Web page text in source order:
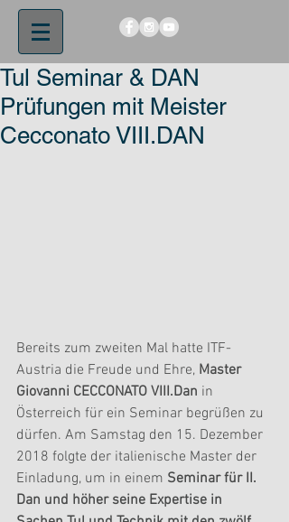
Tul Seminar & DAN
Prüfungen mit Meister
Cecconato VIII.DAN
Bereits zum zweiten Mal hatte ITF-
Austria die Freude und Ehre, Master
Giovanni CECCONATO VIII.Dan in
Österreich für ein Seminar begrüßen zu
dürfen. Am Samstag den 15. Dezember
2018 folgte der italienische Master der
Einladung, um in einem Seminar für II.
Dan und höher seine Expertise in